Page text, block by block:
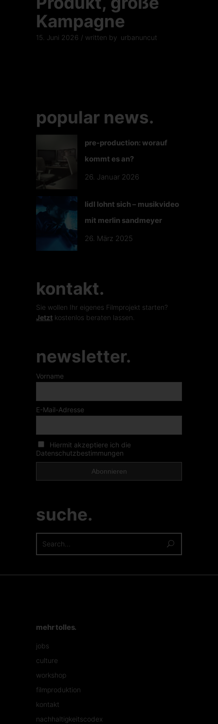
Kampagne
15. Juni 2026 written by urbanuncut
popular news.
pre-production: worauf
kommt es an?
26. Januar 2026
lidl lohnt sich – musikvideo
mit merlin sandmeyer
26. März 2025
kontakt.
Sie wollen Ihr eigenes Filmprojekt starten?
Jetzt kostenlos beraten lassen.
newsletter.
Vorname
E-Mail-Adresse
Hiermit akzeptiere ich die
Datenschutzbestimmungen
suche.
for:
mehr tolles.
jobs
culture
workshop
filmproduktion
kontakt
nachhaltigkeitscodex